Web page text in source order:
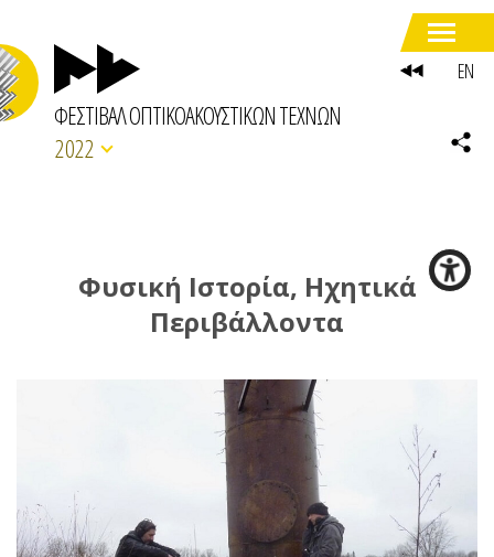
ΦΕΣΤΙΒΑΛ ΟΠΤΙΚΟΑΚΟΥΣΤΙΚΩΝ ΤΕΧΝΩΝ
2022
Φυσική Ιστορία, Ηχητικά
Περιβάλλοντα
EN